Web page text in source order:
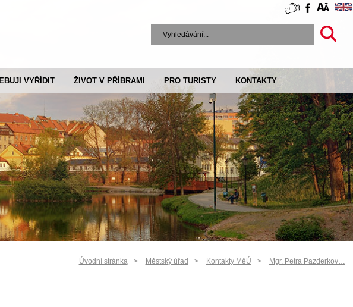
VYŘÍDIT ŽIVOT V PŘÍBRAMI PRO TURISTY KONTAKTY
Úvodní stránka Městský úřad Kontakty MěÚ Mgr. Petra Pazderkov…